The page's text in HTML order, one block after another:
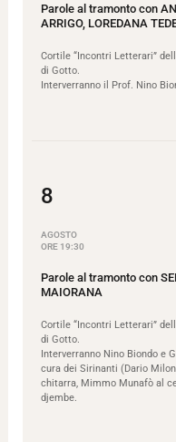
Parole al tramonto con
ARRIGO, LOREDANA
Cortile “Incontri Letterari”
di Gotto.
Interverranno il Prof. Nino
8
AGOSTO
ORE 19:30
Parole al tramonto con
MAIORANA
Cortile “Incontri Letterari”
di Gotto.
Interverranno Nino Biondo e
cura dei Sirinanti (Dario
chitarra, Mimmo Munafò al
djembe.